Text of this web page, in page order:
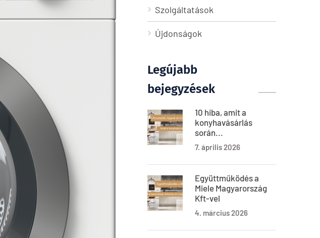
Szolgáltatások
Újdonságok
Legújabb
bejegyzések
10 hiba, amit a
konyhavásárlás
során...
7. április 2026
Együttműködés a
Miele Magyarország
Kft-vel
4. március 2026